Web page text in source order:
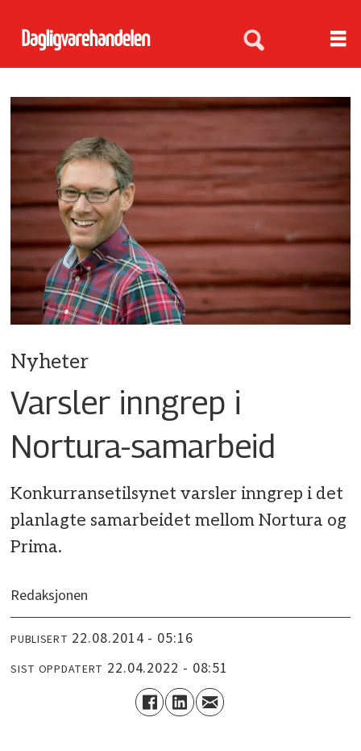
Nyheter
Varsler inngrep i
Nortura-samarbeid
Konkurransetilsynet varsler inngrep i det
planlagte samarbeidet mellom Nortura og
Prima.
Redaksjonen
PUBLISERT 22.08.2014 - 05:16
SIST OPPDATERT 22.04.2022 - 08:51